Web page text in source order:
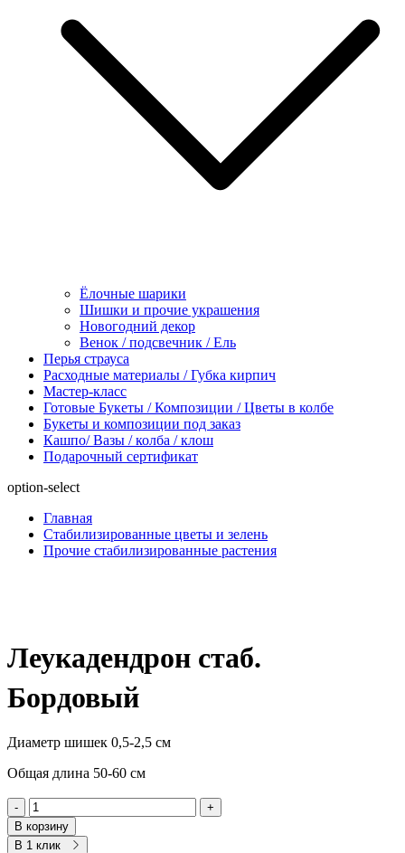
Ёлочные шарики
Шишки и прочие украшения
Новогодний декор
Венок / подсвечник / Ель
Перья страуса
Расходные материалы / Губка кирпич
Мастер-класс
Готовые Букеты / Композиции / Цветы в колбе
Букеты и композиции под заказ
Кашпо/ Вазы / колба / клош
Подарочный сертификат
option-select
Главная
Стабилизированные цветы и зелень
Прочие стабилизированные растения
Леукадендрон стаб.
Бордовый
Диаметр шишек 0,5-2,5 см
Общая длина 50-60 см
-
+
В корзину
В 1 клик